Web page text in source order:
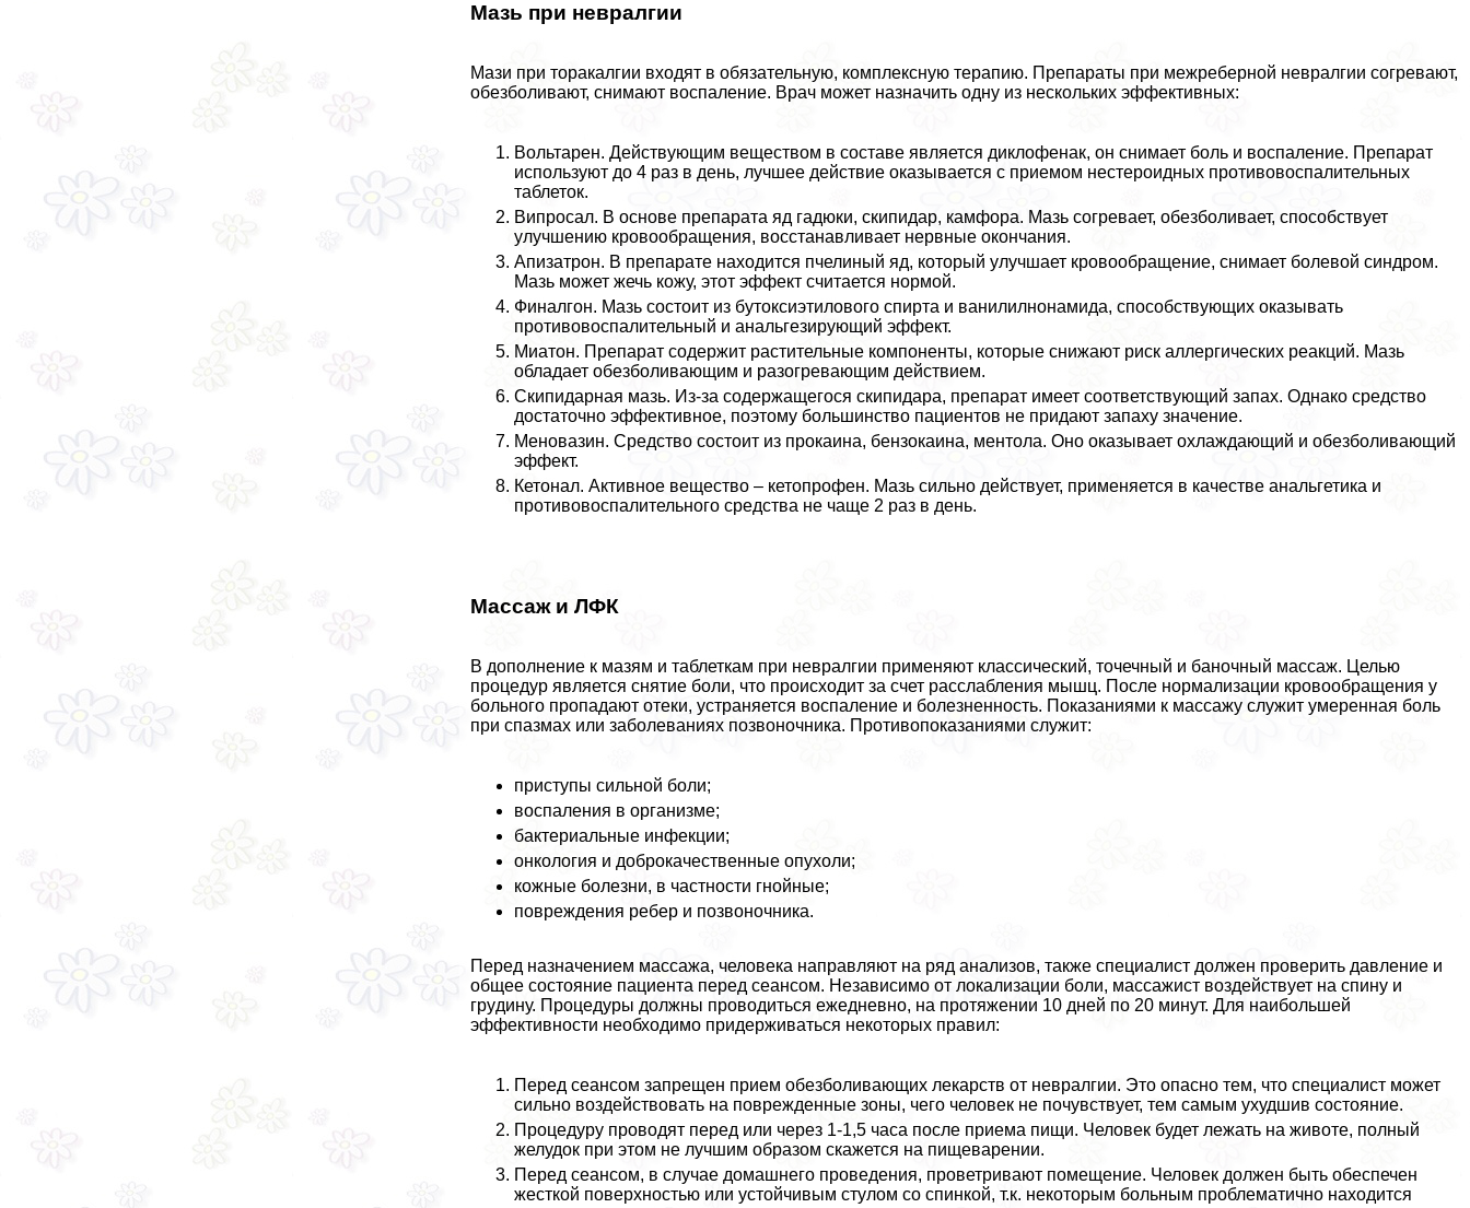
Мазь при невралгии
Мази при тоpaкалгии входят в обязательную, комплексную терапию. Препараты при межреберной невралгии согревают,
обезболивают, снимают воспаление. Врач может назначить одну из нескольких эффективных:
Вольтарен. Действующим веществом в составе является диклофенак, он снимает боль и воспаление. Препарат
используют до 4 раз в день, лучшее действие оказывается с приемом нестероидных противовоспалительных
таблеток.
Випросал. В основе препарата яд гадюки, скипидap, камфора. Мазь согревает, обезболивает, способствует
улучшению кровообращения, восстанавливает нервные окончания.
Апизатрон. В препарате находится пчелиный яд, который улучшает кровообращение, снимает болевой синдром.
Мазь может жечь кожу, этот эффект считается нормой.
Финалгон. Мазь состоит из бутоксиэтилового спирта и ванилилнонамида, способствующих оказывать
противовоспалительный и aнaльгезирующий эффект.
Миатон. Препарат содержит растительные компоненты, которые снижают риск аллергических реакций. Мазь
обладает обезболивающим и разогревающим действием.
Скипидapная мазь. Из-за содержащегося скипидapа, препарат имеет соответствующий запах. Однако средство
достаточно эффективное, поэтому большинство пациентов не придают запаху значение.
Меновазин. Средство состоит из прокаина, бензокаина, ментола. Оно оказывает охлаждающий и обезболивающий
эффект.
Кетонал. Активное вещество – кетопрофен. Мазь сильно действует, применяется в качестве aнaльгетика и
противовоспалительного средства не чаще 2 раз в день.
Массаж и ЛФК
В дополнение к мазям и таблеткам при невралгии применяют классический, точечный и баночный массаж. Целью
процедур является снятие боли, что происходит за счет расслабления мышц. После нормализации кровообращения у
больного пропадают отеки, устраняется воспаление и болезненность. Показаниями к массажу служит умеренная боль
при спазмах или заболеваниях позвоночника. Противопоказаниями служит:
приступы сильной боли;
воспаления в организме;
бактериальные инфекции;
oнкoлoгия и доброкачественные опухоли;
кожные болезни, в частности гнойные;
повреждения ребер и позвоночника.
Перед назначением массажа, человека направляют на ряд анализов, также специалист должен проверить давление и
общее состояние пациента перед сеансом. Независимо от локализации боли, массажист воздействует на спину и
гpyдину. Процедуры должны проводиться ежедневно, на протяжении 10 дней по 20 минут. Для наибольшей
эффективности необходимо придерживаться некоторых правил:
Перед сеансом запрещен прием обезболивающих лекарств от невралгии. Это опасно тем, что специалист может
сильно воздействовать на поврежденные зоны, чего человек не почувствует, тем самым ухудшив состояние.
Процедуру проводят перед или через 1-1,5 часа после приема пищи. Человек будет лежать на животе, полный
желудок при этом не лучшим образом скажется на пищеварении.
Перед сеансом, в случае домашнего проведения, проветривают помещение. Человек должен быть обеспечен
жесткой поверхностью или устойчивым стулом со спинкой, т.к. некоторым больным проблематично находится